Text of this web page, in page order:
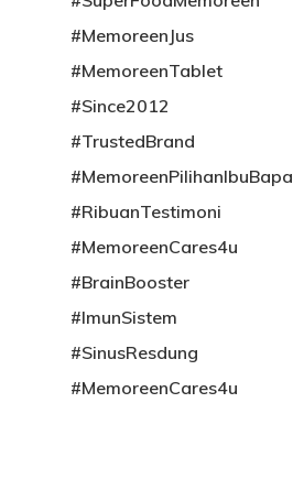
#MemoreenJus
#MemoreenTablet
#Since2012
#TrustedBrand
#MemoreenPilihanIbuBapa
#RibuanTestimoni
#MemoreenCares4u
#BrainBooster
#ImunSistem
#SinusResdung
#MemoreenCares4u